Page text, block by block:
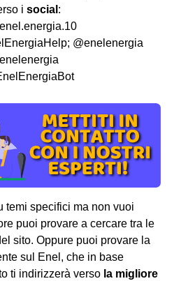
i social :
@enelenergia
temi specifici ma non vuoi
puoi provare a cercare tra le
sito. Oppure puoi provare la
sul Enel, che in base
ti indirizzerà verso la migliore